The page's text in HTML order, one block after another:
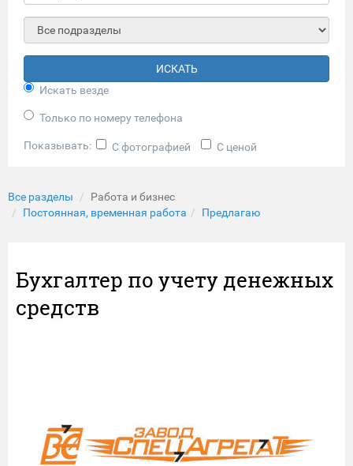
ИСКАТЬ
Искать везде
Только по номеру телефона
Показывать: С фотографией С ценой
Все разделы
Работа и бизнес
Постоянная, временная работа
Предлагаю
Бухгалтер по учету денежных
средств